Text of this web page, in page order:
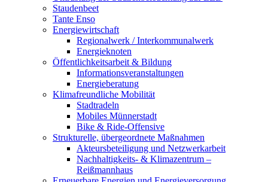
Staudenbeet
Tante Enso
Energiewirtschaft
Regionalwerk / Interkommunalwerk
Energieknoten
Öffentlichkeitsarbeit & Bildung
Informationsveranstaltungen
Energieberatung
Klimafreundliche Mobilität
Stadtradeln
Mobiles Münnerstadt
Bike & Ride-Offensive
Strukturelle, übergeordnete Maßnahmen
Akteursbeteiligung und Netzwerkarbeit
Nachhaltigkeits- & Klimazentrum –
Reißmannhaus